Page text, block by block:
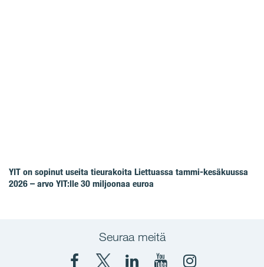
YIT on sopinut useita tieurakoita Liettuassa tammi-kesäkuussa
2026 – arvo YIT:lle 30 miljoonaa euroa
Seuraa meitä